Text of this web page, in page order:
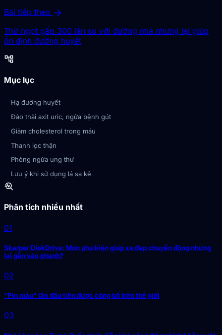
Bài tiếp theo arrow_forward
Thứ ngọt gấp 300 lần so với đường mía nhưng lại giúp
ổn định đường huyết
account_tree
Mục lục
Hạ đường huyết
Đào thải axit uric, ngừa bệnh gút
Giảm cholesterol trong máu
Thanh lọc thận
Phòng ngừa ung thư
Lưu ý khi sử dụng lá sa kê
troubleshoot
Phân tích nhiều nhất
01
Skarper DiskDrive: Món phụ kiện giúp xe đạp chuyển động nhưng
lại gắn vào phanh?
02
"Pin máu" lần đầu tiên được công bố trên thế giới
03